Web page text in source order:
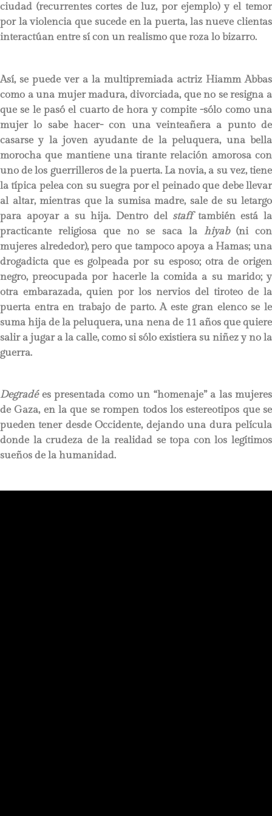
ciudad (recurrentes cortes de luz, por ejemplo) y el temor
por la violencia que sucede en la puerta, las nueve clientas
interactúan entre sí con un realismo que roza lo bizarro.
Así, se puede ver a la multipremiada actriz Hiamm Abbas
como a una mujer madura, divorciada, que no se resigna a
que se le pasó el cuarto de hora y compite -sólo como una
mujer lo sabe hacer- con una veinteañera a punto de
casarse y la joven ayudante de la peluquera, una bella
morocha que mantiene una tirante relación amorosa con
uno de los guerrilleros de la puerta. La novia, a su vez, tiene
la típica pelea con su suegra por el peinado que debe llevar
al altar, mientras que la sumisa madre, sale de su letargo
para apoyar a su hija. Dentro del stafftambién está la
practicante religiosa que no se saca la hiyab(ni con
mujeres alrededor), pero que tampoco apoya a Hamas; una
drogadicta que es golpeada por su esposo; otra de origen
negro, preocupada por hacerle la comida a su marido; y
otra embarazada, quien por los nervios del tiroteo de la
puerta entra en trabajo de parto. A este gran elenco se le
suma hija de la peluquera, una nena de 11 años que quiere
salir a jugar a la calle, como si sólo existiera su niñez y no la
guerra.
Degradées presentada como un “homenaje” a las mujeres
de Gaza, en la que se rompen todos los estereotipos que se
pueden tener desde Occidente, dejando una dura película
donde la crudeza de la realidad se topa con los legítimos
sueños de la humanidad.